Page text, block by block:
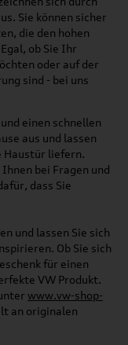
Sie können sicher
die den hohen
ob Sie Ihr
oder auf der
sind - bei uns
einen schnellen
aus und lassen
Haustür liefern.
bei Fragen und
dass Sie
und lassen Sie sich
Ob Sie sich
für einen
VW Produkt.
www.vw-shop-
an originalen